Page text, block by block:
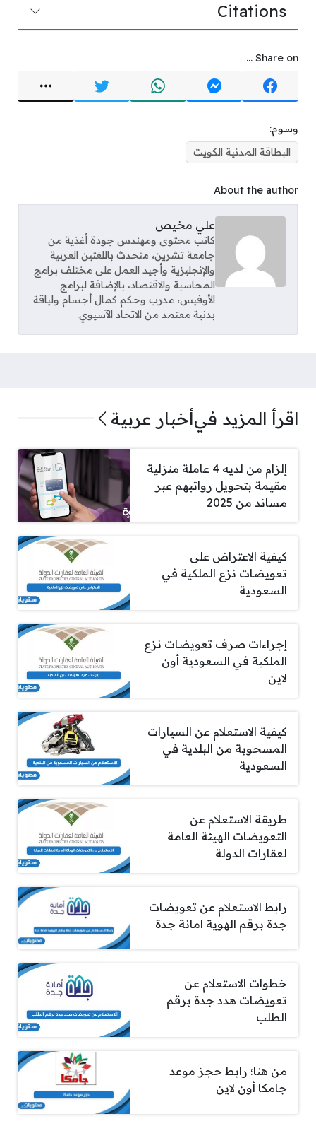
Citations
Share on ...
وسوم:
البطاقة المدنية الكويت
About the author
علي مخيص
كاتب محتوى ومهندس جودة أغذية من
جامعة تشرين، متحدث باللغتين العربية
والإنجليزية وأجيد العمل على مختلف برامج
المحاسبة والاقتصاد، بالإضافة لبرامج
الأوفيس، مدرب وحكم كمال أجسام ولياقة
بدنية معتمد من الاتحاد الآسيوي.
اقرأ المزيد فيأخبار عربية
إلزام من لديه 4 عاملة منزلية
مقيمة بتحويل رواتبهم عبر
مساند من 2025
كيفية الاعتراض على
تعويضات نزع الملكية في
السعودية
إجراءات صرف تعويضات نزع
الملكية في السعودية أون
لاين
كيفية الاستعلام عن السيارات
المسحوبة من البلدية في
السعودية
طريقة الاستعلام عن
التعويضات الهيئة العامة
لعقارات الدولة
رابط الاستعلام عن تعويضات
جدة برقم الهوية امانة جدة
خطوات الاستعلام عن
تعويضات هدد جدة برقم
الطلب
من هنا؛ رابط حجز موعد
جامكا أون لاين